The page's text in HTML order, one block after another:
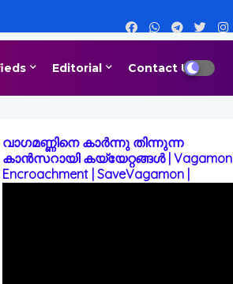
Editorial Contact Us
വാഗമണ്ണിനെ കാർന്നു തിന്നുന്ന
കാൻസറായി കയ്യേറ്റങ്ങൾ | Vagamon |
Encroachment | SaveVagamon |